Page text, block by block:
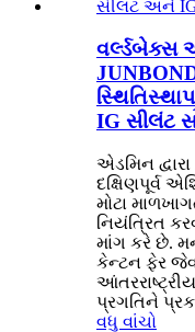
વર્લ્ડબેક્સ
IG સીલંટ
એડમિન
દક્ષિણપૂર્વ
મોટા
નિયંત્રિત
માંગ કરે છે.
કેન્ટન ફેર
પ્રગતિને
વધુ વાંચો